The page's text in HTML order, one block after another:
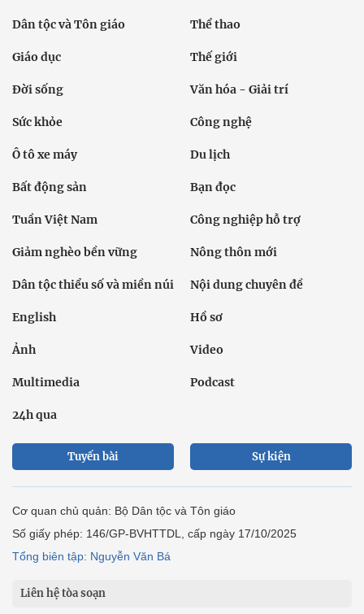
Dân tộc và Tôn giáo Thể thao
Giáo dục Thế giới
Đời sống Văn hóa - Giải trí
Sức khỏe Công nghệ
Ô tô xe máy Du lịch
Bất động sản Bạn đọc
Tuần Việt Nam Công nghiệp hỗ trợ
Giảm nghèo bền vững Nông thôn mới
Dân tộc thiểu số và miền núi Nội dung chuyên đề
English Hồ sơ
Ảnh Video
Multimedia Podcast
24h qua
Tuyến bài Sự kiện
Cơ quan chủ quản: Bộ Dân tộc và Tôn giáo
Số giấy phép: 146/GP-BVHTTDL, cấp ngày 17/10/2025
Tổng biên tập: Nguyễn Văn Bá
Liên hệ tòa soạn